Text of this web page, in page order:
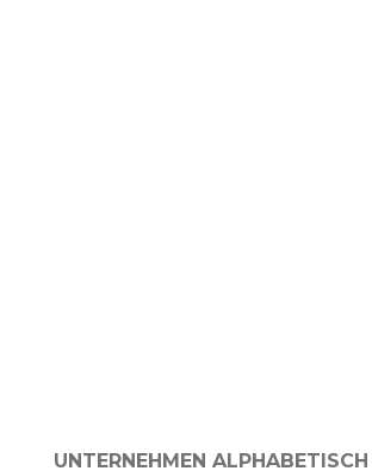
UNTERNEHMEN ALPHABETISCH